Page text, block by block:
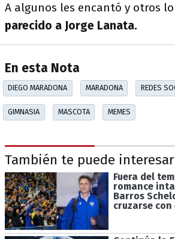
A algunos les encantó y otros
parecido a Jorge Lanata.
En esta Nota
DIEGO MARADONA MARADONA REDES
GIMNASIA MASCOTA MEMES
También te puede interesar
Fuera del
romance
Barros
cruzarse